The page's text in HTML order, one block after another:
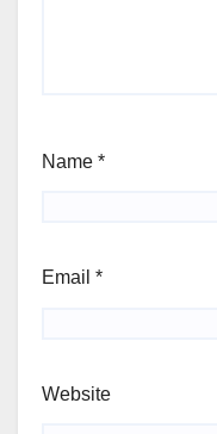
Name *
Email *
Website